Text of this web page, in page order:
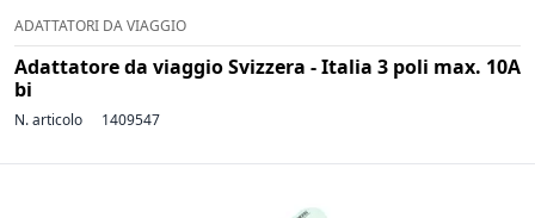
ADATTATORI DA VIAGGIO
Adattatore da viaggio Svizzera - Italia 3 poli max. 10A
bi
N. articolo 1409547